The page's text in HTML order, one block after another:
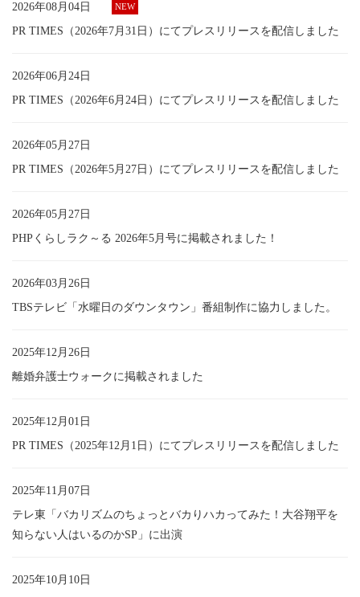
2026年08月04日
PR TIMES（2026年7月31日）にてプレスリリースを配信しました
2026年06月24日
PR TIMES（2026年6月24日）にてプレスリリースを配信しました
2026年05月27日
PR TIMES（2026年5月27日）にてプレスリリースを配信しました
2026年05月27日
PHPくらしラク～る 2026年5月号に掲載されました！
2026年03月26日
TBSテレビ「水曜日のダウンタウン」番組制作に協力しました。
2025年12月26日
離婚弁護士ウォークに掲載されました
2025年12月01日
PR TIMES（2025年12月1日）にてプレスリリースを配信しました
2025年11月07日
テレ東「バカリズムのちょっとバカりハカってみた！大谷翔平を
知らない人はいるのかSP」に出演
2025年10月10日